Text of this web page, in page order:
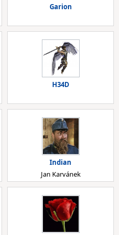
Garion
H34D
Indian
Jan Karvánek